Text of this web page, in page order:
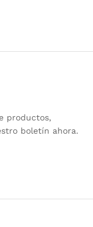
productos,
boletín ahora.